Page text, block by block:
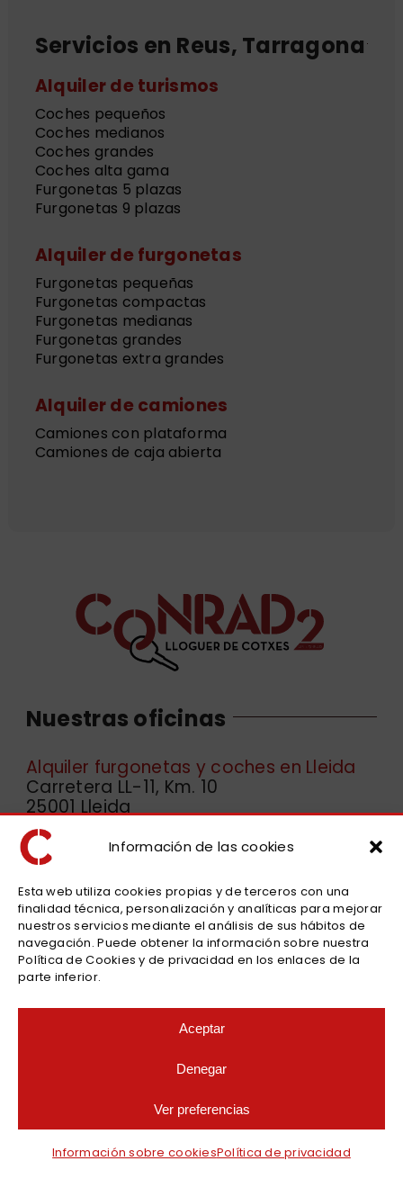
Información de las cookies
Esta web utiliza cookies propias y de terceros con una
finalidad técnica, personalización y analíticas para mejorar
nuestros servicios mediante el análisis de sus hábitos de
navegación. Puede obtener la información sobre nuestra
Política de Cookies y de privacidad en los enlaces de la
parte inferior.
Aceptar
Denegar
Ver preferencias
Información sobre cookiesPolítica de privacidad
Servicios en Reus, Tarragona
Alquiler de turismos
Coches pequeños
Coches medianos
Coches grandes
Coches alta gama
Furgonetas 5 plazas
Furgonetas 9 plazas
Alquiler de furgonetas
Furgonetas pequeñas
Furgonetas compactas
Furgonetas medianas
Furgonetas grandes
Furgonetas extra grandes
Alquiler de camiones
Camiones con plataforma
Camiones de caja abierta
Nuestras oficinas
Alquiler furgonetas y coches en Lleida
Carretera LL-11, Km. 10
25001 Lleida
» ver en Google Maps
973 232 518
Alquiler furgonetas y coches en Reus
Carrer de Faió, 4,
43204 Reus
» ver en Google Maps
Miembros de AEVAC y FENEVAL
Legal